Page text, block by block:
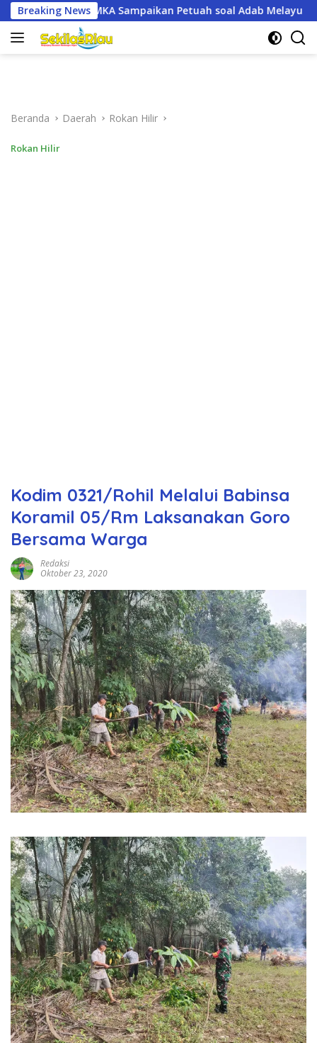
Langsung
ke
konten
Breaking News
Petuah soal Adab Melayu Demokrat Dumai
Beranda Daerah Rokan Hilir
Rokan Hilir
Kodim 0321/Rohil Melalui Babinsa
Koramil 05/Rm Laksanakan Goro
Bersama Warga
Redaksi
Oktober 23, 2020